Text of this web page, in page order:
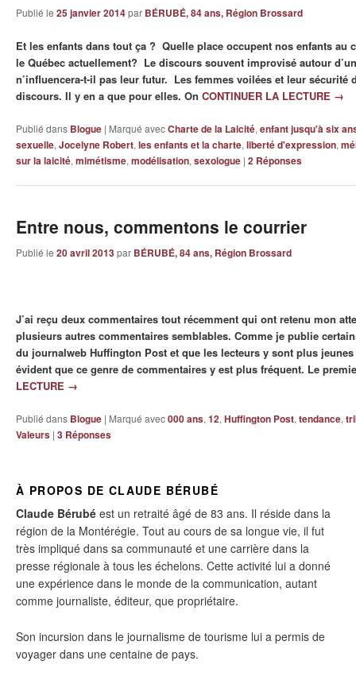
Publié le 25 janvier 2014par BÉRUBÉ, 84 ans, Région Brossard
Et les enfants dans tout ça ? Quelle place occupent nos enfants
le Québec actuellement? Le discours souvent improvisé autour
n’influencera-t-il pas leur futur. Les femmes voilées et leur sécurité
discours. Il y en a que pour elles. On CONTINUER LA LECTURE →
Publié dans Blogue | Marqué avecCharte de la Laicité, enfant jusqu'à six
sexuelle, Jocelyne Robert, les enfants et la charte, liberté d'expression,
sur la laicité, mimétisme, modélisation, sexologue | 2 Réponses
Entre nous, commentons le courrier
Publié le 20 avril 2013par BÉRUBÉ, 84 ans, Région Brossard
J’ai reçu deux commentaires tout récemment qui ont retenu mon
plusieurs autres commentaires semblables. Comme je publie
du journalweb Huffington Post et que les lecteurs y sont plus
évident que ce genre de commentaires y est plus fréquent. Le
LECTURE →
Publié dans Blogue | Marqué avec000 ans, 12, Huffington Post, tendance,
Valeurs | 3 Réponses
À PROPOS DE CLAUDE BÉRUBÉ
Claude Bérubé est un retraité âgé de 83 ans. Il réside dans la
région de la Montérégie. Tout au cours de sa longue vie, il fut
très impliqué dans sa communauté et une carrière dans la
presse régionale à tous les échelons. Cette activité lui a donné
une expérience dans le monde de la communication, autant
comme journaliste, éditeur, que propriétaire.
Son incursion dans le journalisme de tourisme lui a permis de
voyager dans une centaine de pays.